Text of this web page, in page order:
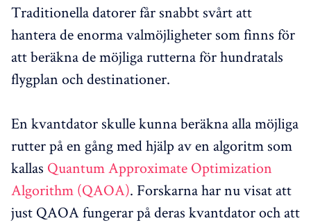
Traditionella datorer får snabbt svårt att
hantera de enorma valmöjligheter som finns för
att beräkna de möjliga rutterna för hundratals
flygplan och destinationer.
En kvantdator skulle kunna beräkna alla möjliga
rutter på en gång med hjälp av en algoritm som
kallas Quantum Approximate Optimization
Algorithm (QAOA). Forskarna har nu visat att
just QAOA fungerar på deras kvantdator och att